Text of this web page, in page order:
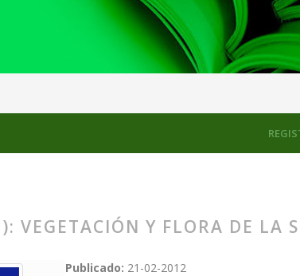
de Cazorla
VEGETACIÓN Y FLORA DE LA
Publicado: 21-02-2012